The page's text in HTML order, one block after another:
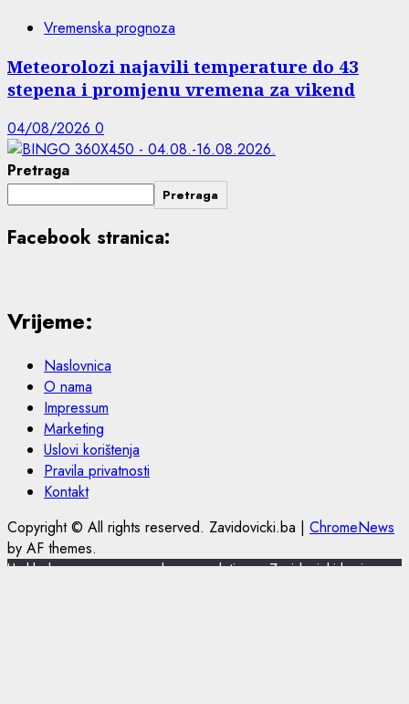
Vremenska prognoza
Meteorolozi najavili temperature do 43
stepena i promjenu vremena za vikend
04/08/2026 0
Pretraga
Pretraga
Facebook stranica:
Vrijeme:
Naslovnica
O nama
Impressum
Marketing
Uslovi korištenja
Pravila privatnosti
Kontakt
Copyright © All rights reserved. Zavidovicki.ba | ChromeNews
by AF themes.
U skladu s novom europskom regulativom, Zavidovicki.ba je